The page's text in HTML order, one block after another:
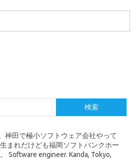
検索
神田で極小ソフトウェア会社やって
まれだけども福岡ソフトバンクホー
Software engineer. Kanda, Tokyo,